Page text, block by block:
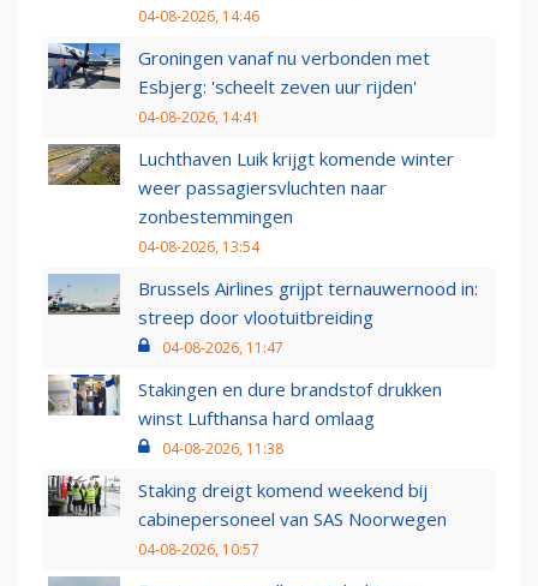
04-08-2026, 14:46
Groningen vanaf nu verbonden met
Esbjerg: 'scheelt zeven uur rijden'
04-08-2026, 14:41
Luchthaven Luik krijgt komende winter
weer passagiersvluchten naar
zonbestemmingen
04-08-2026, 13:54
Brussels Airlines grijpt ternauwernood in:
streep door vlootuitbreiding
04-08-2026, 11:47
Stakingen en dure brandstof drukken
winst Lufthansa hard omlaag
04-08-2026, 11:38
Staking dreigt komend weekend bij
cabinepersoneel van SAS Noorwegen
04-08-2026, 10:57